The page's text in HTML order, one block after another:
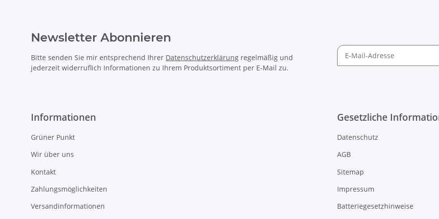
Newsletter Abonnieren
Bitte senden Sie mir entsprechend Ihrer Datenschutzerklärung regelmäßig und
jederzeit widerruflich Informationen zu Ihrem Produktsortiment per E-Mail zu.
Informationen
Grüner Punkt
Wir über uns
Kontakt
Zahlungsmöglichkeiten
Versandinformationen
Gesetzliche
Datenschutz
AGB
Sitemap
Impressum
Batteriegesetzhinweise